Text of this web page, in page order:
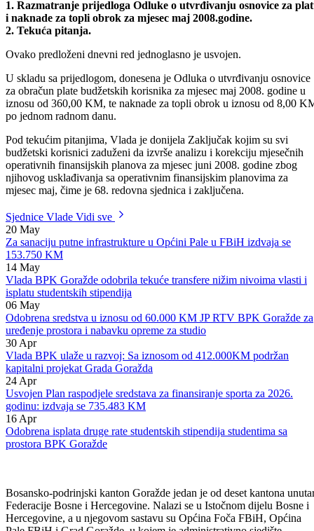
Za sjednicu je predložen slijedeći:
Dnevni red
i naknade za topli obrok za mjesec maj 2008.godine.
Ovako predloženi dnevni red jednoglasno je usvojen.
U skladu sa prijedlogom, donesena je Odluka o utvrđivanju osnovice
iznosu od 360,00 KM, te naknade za topli obrok u iznosu od 8,00
po jednom radnom danu.
Pod tekućim pitanjima, Vlada je donijela Zaključak kojim su svi
budžetski korisnici zaduženi da izvrše analizu i korekciju mjesečnih
njihovog usklađivanja sa operativnim finansijskim planovima za
mjesec maj, čime je 68. redovna sjednica i zaključena.
Sjednice Vlade
20 May
Za sanaciju putne infrastrukture u Općini Pale u FBiH izdvaja se
153.750 KM
14 May
Vlada BPK Goražde odobrila tekuće transfere nižim nivoima vlasti i
isplatu studentskih stipendija
06 May
Odobrena sredstva u iznosu od 60.000 KM JP RTV BPK Goražde za
uređenje prostora i nabavku opreme za studio
30 Apr
Vlada BPK ulaže u razvoj: Sa iznosom od 412.000KM podržan
kapitalni projekat Grada Goražda
24 Apr
Usvojen Plan raspodjele sredstava za finansiranje sporta za 2026.
godinu: izdvaja se 735.483 KM